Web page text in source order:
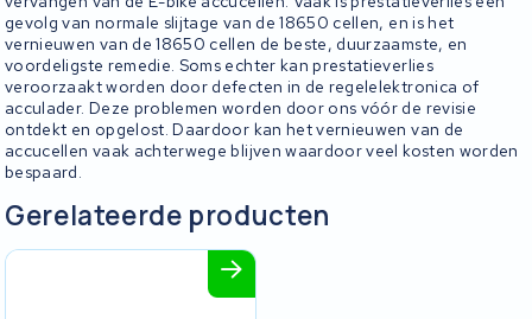
gevolg van normale slijtage van de 18650 cellen, en is het
vernieuwen van de 18650 cellen de beste, duurzaamste, en
voordeligste remedie. Soms echter kan prestatieverlies
veroorzaakt worden door defecten in de regelelektronica of
acculader. Deze problemen worden door ons vóór de revisie
ontdekt en opgelost. Daardoor kan het vernieuwen van de
accucellen vaak achterwege blijven waardoor veel kosten worden
bespaard.
Gerelateerde producten